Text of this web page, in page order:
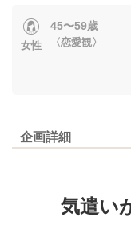
女性
45〜59歳
〈恋愛観〉
企画詳細
気遣い